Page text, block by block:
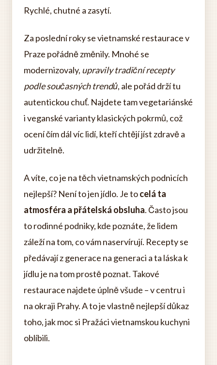
Rychlé, chutné a zasytí.
Za poslední roky se vietnamské restaurace v
Praze pořádně změnily. Mnohé se
modernizovaly, upravily tradiční recepty
podle současných trendů, ale pořád drží tu
autentickou chuť. Najdete tam vegetariánské
i veganské varianty klasických pokrmů, což
ocení čím dál víc lidí, kteří chtějí jíst zdravě a
udržitelně.
A víte, co je na těch vietnamských podnicích
nejlepší? Není to jen jídlo. Je tocelá ta
atmosféra a přátelská obsluha. Často jsou
to rodinné podniky, kde poznáte, že lidem
záleží na tom, co vám naservírují. Recepty se
předávají z generace na generaci a ta láska k
jídlu je na tom prostě poznat. Takové
restaurace najdete úplně všude – v centru i
na okraji Prahy. A to je vlastně nejlepší důkaz
toho, jak moc si Pražáci vietnamskou kuchyni
oblíbili.